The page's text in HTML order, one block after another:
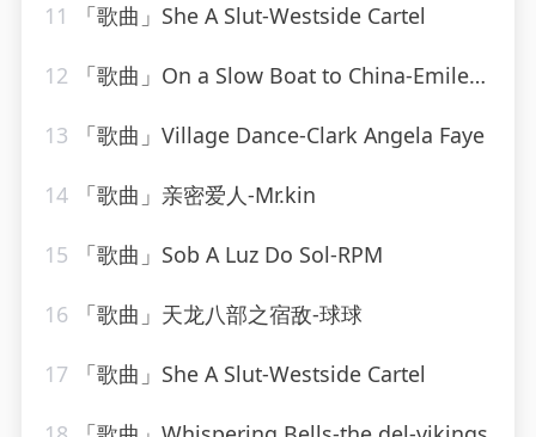
11 「歌曲」She A Slut-Westside Cartel
12 「歌曲」On a Slow Boat to China-Emile Ford & The Checkmates
13 「歌曲」Village Dance-Clark Angela Faye
14 「歌曲」亲密爱人-Mr.kin
15 「歌曲」Sob A Luz Do Sol-RPM
16 「歌曲」天龙八部之宿敌-球球
17 「歌曲」She A Slut-Westside Cartel